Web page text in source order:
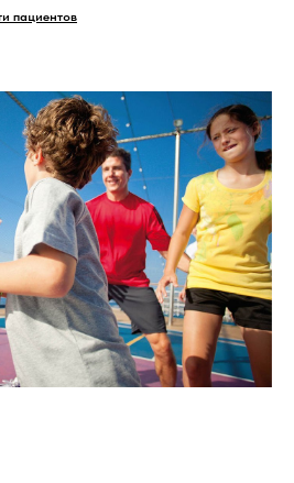
пациентов